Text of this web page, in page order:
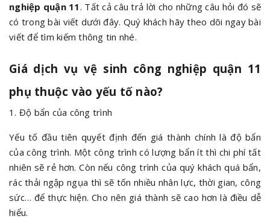
nghiệp quận 11. Tất cả câu trả lời cho những câu hỏi đó sẽ
có trong bài viết dưới đây. Quý khách hãy theo dõi ngay bài
viết để tìm kiếm thông tin nhé.
Giá dịch vụ vệ sinh công nghiệp quận 11
phụ thuộc vào yếu tố nào?
1. Độ bẩn của công trình
Yếu tố đầu tiên quyết định đến giá thành chính là độ bẩn
của công trình. Một công trình có lượng bẩn ít thì chi phí tất
nhiên sẽ rẻ hơn. Còn nếu công trình của quý khách quá bẩn,
rác thải ngập ngụa thì sẽ tốn nhiều nhân lực, thời gian, công
sức… để thực hiện. Cho nên giá thành sẽ cao hơn là điều dễ
hiểu.